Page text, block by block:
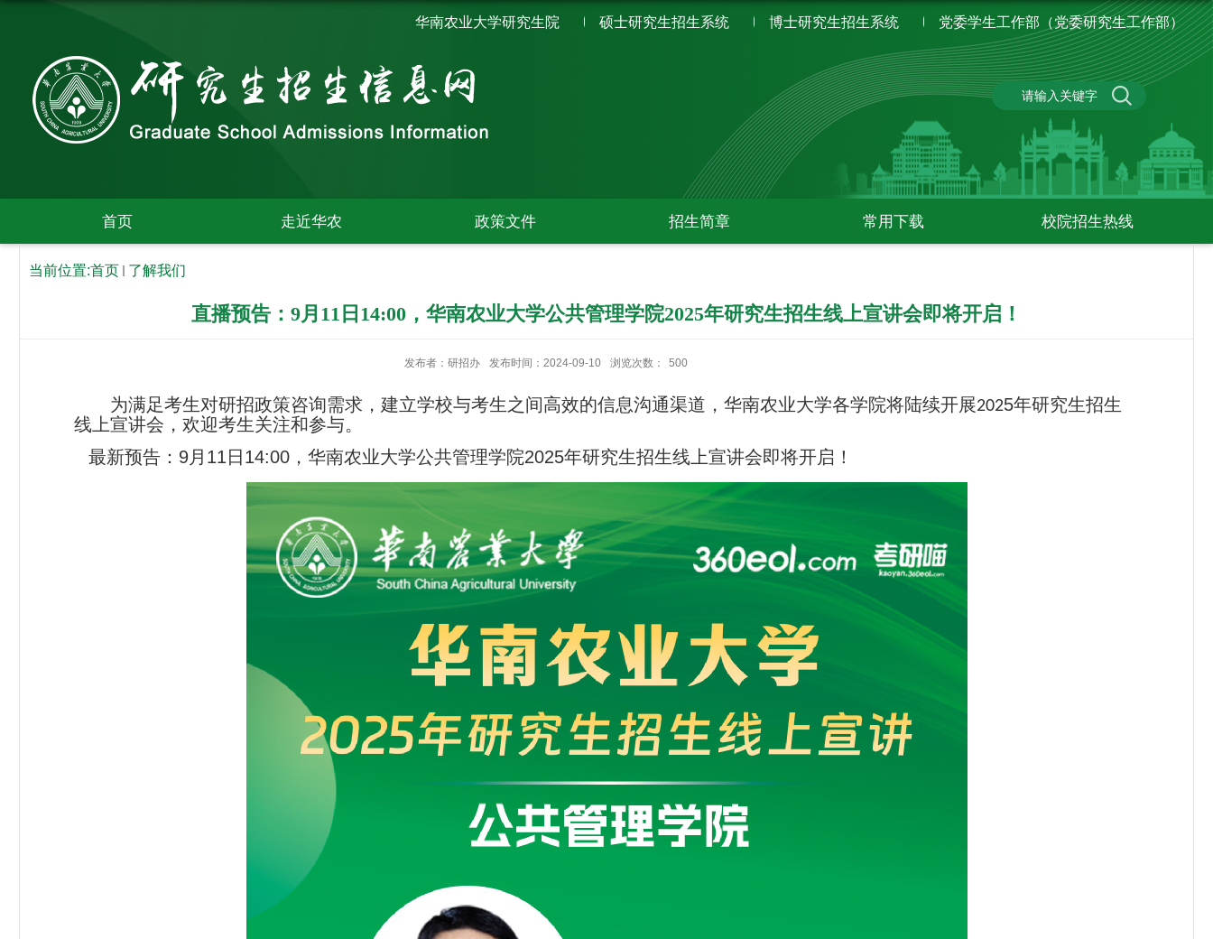
华南农业大学研究生院 硕士研究生招生系统 博士研究生招生系统 党委学生工作部（党委研究生工作部）
首页 走近华农 政策文件 招生简章 常用下载 校院招生热线
当前位置:首页 了解我们
直播预告：9月11日14:00，华南农业大学公共管理学院2025年研究生招生线上宣讲会即将开启！
发布者：研招办 发布时间：2024-09-10 浏览次数： 500
为满足考生对研招政策咨询需求，建立学校与考生之间高效的信息沟通渠道，华南农业大学各学院将陆续开展2025年研究生招生
线上宣讲会，欢迎考生关注和参与。
最新预告 ： 9月 11 日 14:00 ，华南农业大学公共管理学院2025年研究生招生线上宣讲会即将开启！